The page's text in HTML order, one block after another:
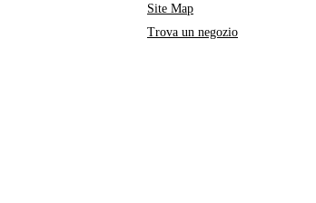
Site Map
Trova un negozio